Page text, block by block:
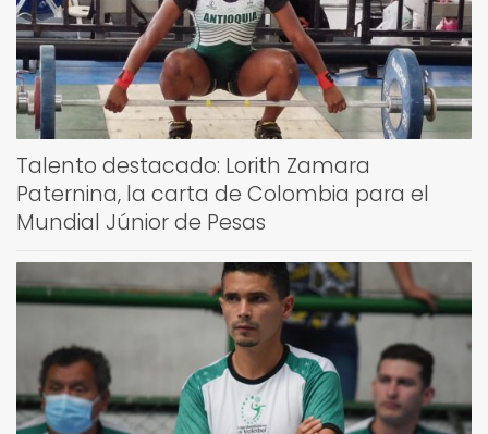
Talento destacado: Lorith Zamara
Paternina, la carta de Colombia para el
Mundial Júnior de Pesas